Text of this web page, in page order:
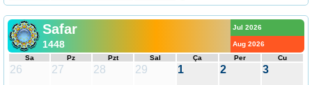
Safar
1448
Jul 2026
Aug 2026
Sa
Pz Pzt Sal Ça Per Cu
26 27 28 29 1 2 3